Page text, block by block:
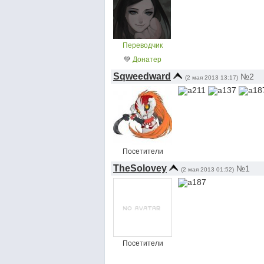
Переводчик
💚 Донатер
Sqweedward (2 мая 2013 13:17) №2
Посетители
TheSolovey (2 мая 2013 01:52) №1
Посетители